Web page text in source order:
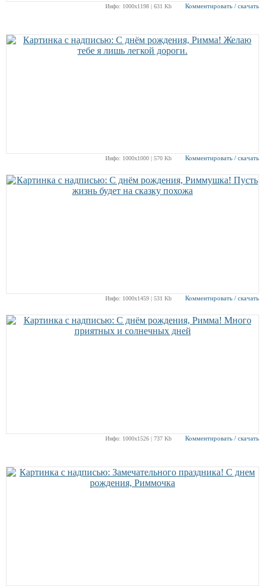
Инфо: 1000х1198 | 631 Kb Комментировать / скачать
Инфо: 1000х1000 | 570 Kb Комментировать / скачать
Инфо: 1000х1459 | 531 Kb Комментировать / скачать
Инфо: 1000х1526 | 737 Kb Комментировать / скачать